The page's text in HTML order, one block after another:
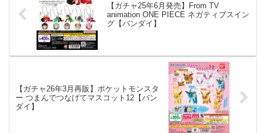
【ガチャ25年6月発売】From TV
animation ONE PIECE ネガティブスイン
グ【バンダイ】
【ガチャ26年3月再販】ポケットモンスタ
ー つまんでつなげてマスコット12【バン
ダイ】